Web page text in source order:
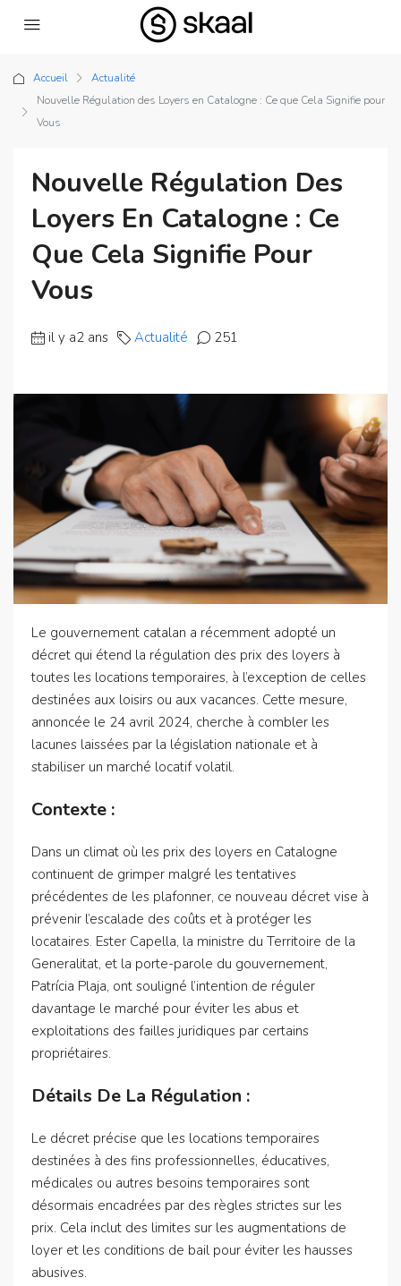
Accueil
Actualité
Nouvelle Régulation des Loyers en Catalogne : Ce que Cela Signifie pour
Vous
Nouvelle Régulation Des
Loyers En Catalogne : Ce
Que Cela Signifie Pour
Vous
il y a2 ans Actualité 251
Le gouvernement catalan a récemment adopté un
décret qui étend la régulation des prix des loyers à
toutes les locations temporaires, à l’exception de celles
destinées aux loisirs ou aux vacances. Cette mesure,
annoncée le 24 avril 2024, cherche à combler les
lacunes laissées par la législation nationale et à
stabiliser un marché locatif volatil.
Contexte :
Dans un climat où les prix des loyers en Catalogne
continuent de grimper malgré les tentatives
précédentes de les plafonner, ce nouveau décret vise à
prévenir l’escalade des coûts et à protéger les
locataires. Ester Capella, la ministre du Territoire de la
Generalitat, et la porte-parole du gouvernement,
Patrícia Plaja, ont souligné l’intention de réguler
davantage le marché pour éviter les abus et
exploitations des failles juridiques par certains
propriétaires.
Détails De La Régulation :
Le décret précise que les locations temporaires
destinées à des fins professionnelles, éducatives,
médicales ou autres besoins temporaires sont
désormais encadrées par des règles strictes sur les
prix. Cela inclut des limites sur les augmentations de
loyer et les conditions de bail pour éviter les hausses
abusives.